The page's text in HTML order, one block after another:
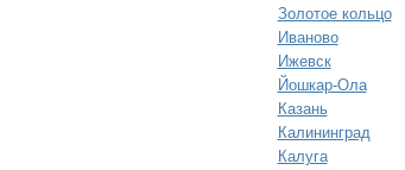
Золотое кольцо
Иваново
Ижевск
Йошкар-Ола
Казань
Калининград
Калуга